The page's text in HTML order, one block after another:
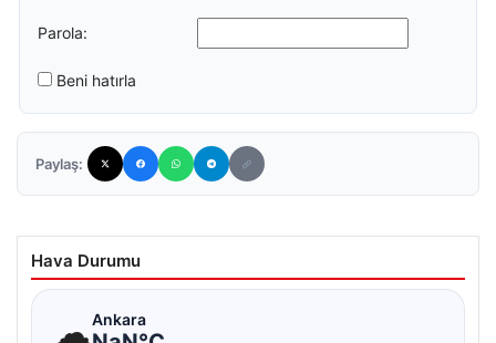
Parola:
Beni hatırla
Paylaş:
Hava Durumu
☁Ankara